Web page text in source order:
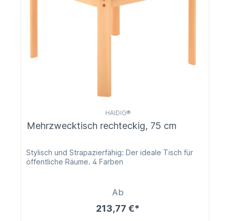
HAIDIG®
Mehrzwecktisch rechteckig, 75 cm
Stylisch und Strapazierfähig: Der ideale Tisch für
öffentliche Räume. 4 Farben
Ab
213,77 €*